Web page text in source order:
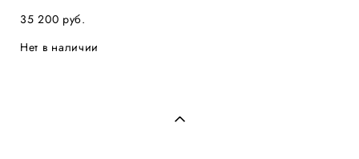
35 200 pуб.
Нет в наличии